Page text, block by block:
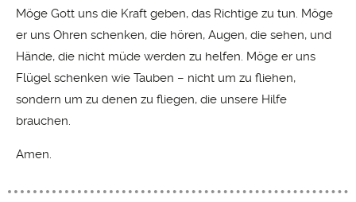
Möge Gott uns die Kraft geben, das Richtige zu tun. Möge
er uns Ohren schenken, die hören, Augen, die sehen, und
Hände, die nicht müde werden zu helfen. Möge er uns
Flügel schenken wie Tauben – nicht um zu fliehen,
sondern um zu denen zu fliegen, die unsere Hilfe
brauchen.
Amen.